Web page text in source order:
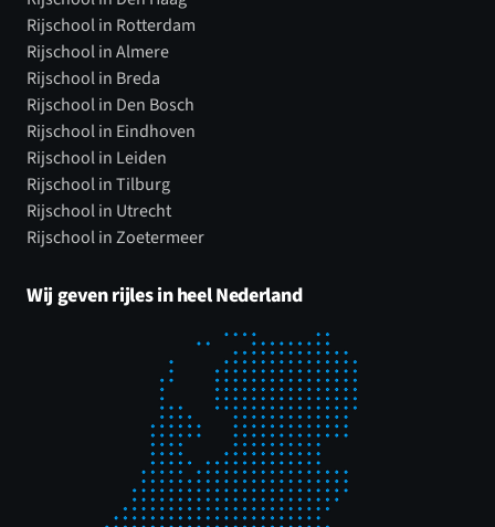
Rijschool in Rotterdam
Rijschool in Almere
Rijschool in Breda
Rijschool in Den Bosch
Rijschool in Eindhoven
Rijschool in Leiden
Rijschool in Tilburg
Rijschool in Utrecht
Rijschool in Zoetermeer
Wij geven rijles in heel Nederland